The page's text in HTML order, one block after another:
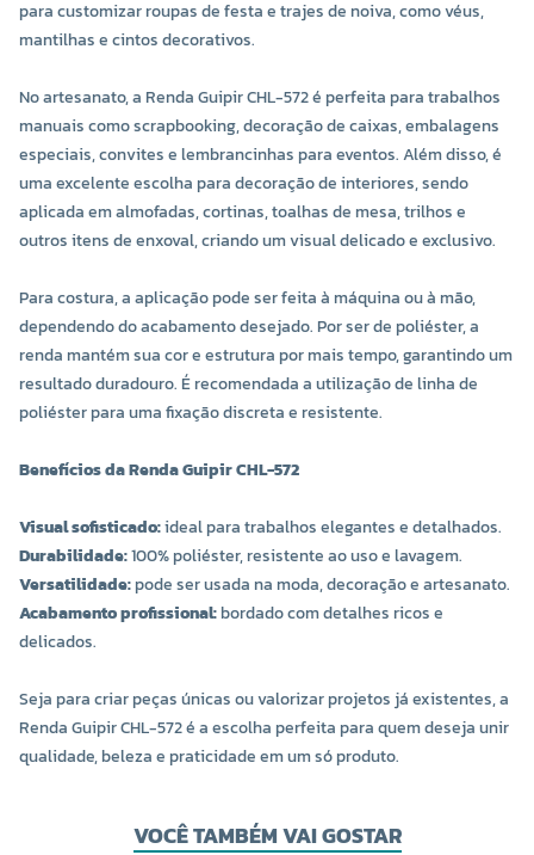
para customizar roupas de festa e trajes de noiva, como véus,
mantilhas e cintos decorativos.
No artesanato, a Renda Guipir CHL-572 é perfeita para trabalhos
manuais como scrapbooking, decoração de caixas, embalagens
especiais, convites e lembrancinhas para eventos. Além disso, é
uma excelente escolha para decoração de interiores, sendo
aplicada em almofadas, cortinas, toalhas de mesa, trilhos e
outros itens de enxoval, criando um visual delicado e exclusivo.
Para costura, a aplicação pode ser feita à máquina ou à mão,
dependendo do acabamento desejado. Por ser de poliéster, a
renda mantém sua cor e estrutura por mais tempo, garantindo um
resultado duradouro. É recomendada a utilização de linha de
poliéster para uma fixação discreta e resistente.
Benefícios da Renda Guipir CHL-572
Visual sofisticado:ideal para trabalhos elegantes e detalhados.
Durabilidade:100% poliéster, resistente ao uso e lavagem.
Versatilidade:pode ser usada na moda, decoração e artesanato.
Acabamento profissional:bordado com detalhes ricos e
delicados.
Seja para criar peças únicas ou valorizar projetos já existentes, a
Renda Guipir CHL-572 é a escolha perfeita para quem deseja unir
qualidade, beleza e praticidade em um só produto.
VOCÊ TAMBÉM VAI GOSTAR